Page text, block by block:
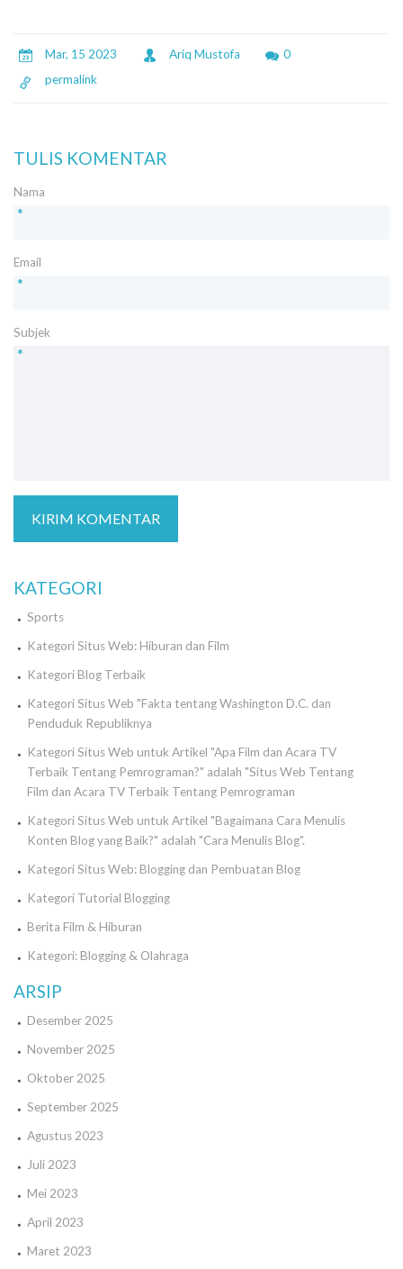
Mar, 15 2023 Ariq Mustofa
0
permalink
TULIS KOMENTAR
Nama
*
Email
*
Subjek
*
KATEGORI
Sports
Kategori Situs Web: Hiburan dan Film
Kategori Blog Terbaik
Kategori Situs Web "Fakta tentang Washington D.C. dan
Penduduk Republiknya
Kategori Situs Web untuk Artikel "Apa Film dan Acara TV
Terbaik Tentang Pemrograman?" adalah "Situs Web Tentang
Film dan Acara TV Terbaik Tentang Pemrograman
Kategori Situs Web untuk Artikel "Bagaimana Cara Menulis
Konten Blog yang Baik?" adalah "Cara Menulis Blog".
Kategori Situs Web: Blogging dan Pembuatan Blog
Kategori Tutorial Blogging
Berita Film & Hiburan
Kategori: Blogging & Olahraga
ARSIP
Desember 2025
November 2025
Oktober 2025
September 2025
Agustus 2023
Juli 2023
Mei 2023
April 2023
Maret 2023